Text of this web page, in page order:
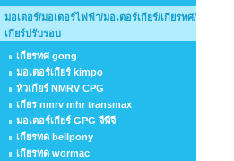
มอเตอร์/มอเตอร์ไฟฟ้า/มอเตอร์เกียร์/เกียรทศ/
เกียร์ปรับรอบ
เกียรทศ gong
มอเตอร์เกียร์ kimpo
หัวเกียร์ NMRV CPG
เกียร nmrv mhr transmax
มอเตอร์เกียร์ GPG จีพีจี
เกียรทด bellpony
เกียรทด wormac